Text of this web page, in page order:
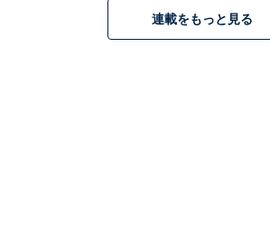
しさにもこだわっている。これらは「
連載をもっと見る